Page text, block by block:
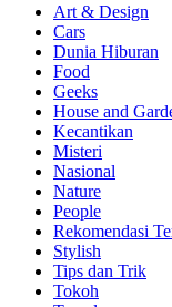
Art & Design
Cars
Dunia Hiburan
Food
Geeks
House and
Kecantikan
Misteri
Nasional
Nature
People
Rekomendasi
Stylish
Tips dan Trik
Tokoh